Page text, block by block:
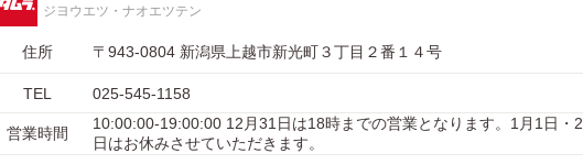
ジヨウエツ・ナオエツテン
住所 〒943-0804 新潟県上越市新光町３丁目２番１４号
TEL 025-545-1158
営業時間
10:00:00-19:00:00 12月31日は18時までの営業となります。1月1日・2
日はお休みさせていただきます。